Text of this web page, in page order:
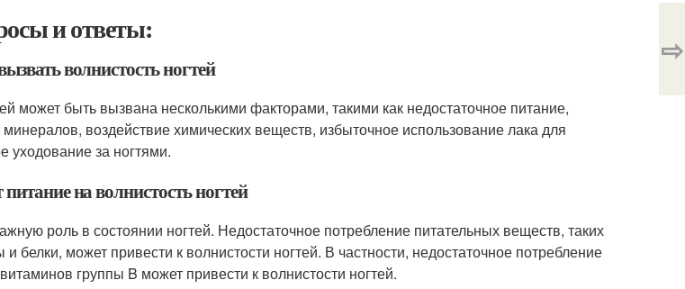
и ответы:
волнистость ногтей
может быть вызвана несколькими факторами, такими как недостаточное питание,
воздействие химических веществ, избыточное использование лака для
уходование за ногтями.
на волнистость ногтей
роль в состоянии ногтей. Недостаточное потребление питательных веществ, таких
белки, может привести к волнистости ногтей. В частности, недостаточное потребление
группы B может привести к волнистости ногтей.
⇨